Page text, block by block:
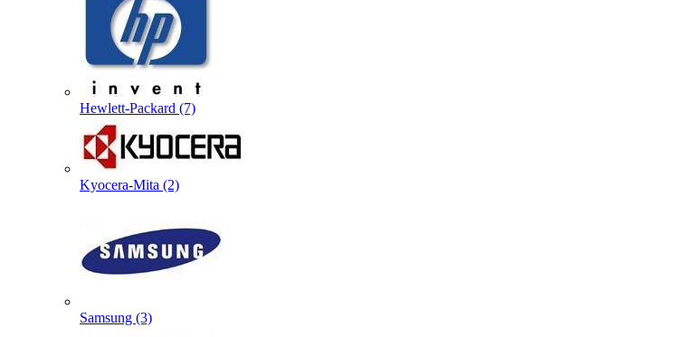
Hewlett-Packard (7)
Kyocera-Mita (2)
Samsung (3)